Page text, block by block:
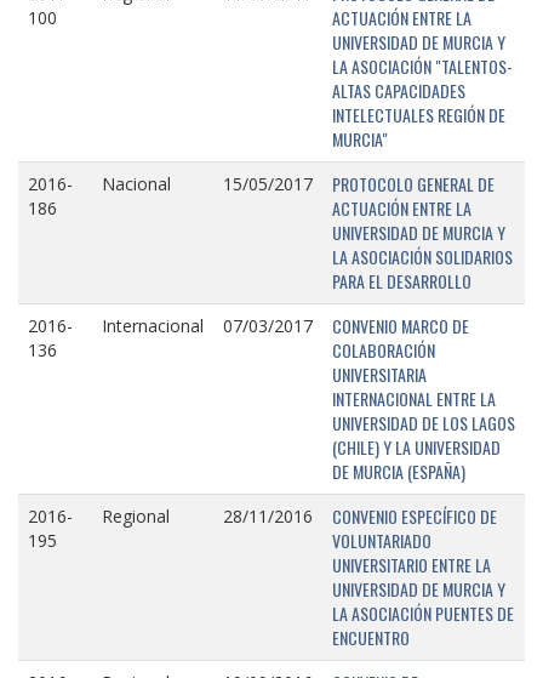
100
ACTUACIÓN ENTRE LA
UNIVERSIDAD DE MURCIA Y
LA ASOCIACIÓN "TALENTOS-
ALTAS CAPACIDADES
INTELECTUALES REGIÓN DE
MURCIA"
2016-
186
Nacional 15/05/2017
PROTOCOLO GENERAL DE
ACTUACIÓN ENTRE LA
UNIVERSIDAD DE MURCIA Y
LA ASOCIACIÓN SOLIDARIOS
PARA EL DESARROLLO
2016-
136
Internacional 07/03/2017
CONVENIO MARCO DE
COLABORACIÓN
UNIVERSITARIA
INTERNACIONAL ENTRE LA
UNIVERSIDAD DE LOS LAGOS
(CHILE) Y LA UNIVERSIDAD
DE MURCIA (ESPAÑA)
2016-
195
Regional 28/11/2016
CONVENIO ESPECÍFICO DE
VOLUNTARIADO
UNIVERSITARIO ENTRE LA
UNIVERSIDAD DE MURCIA Y
LA ASOCIACIÓN PUENTES DE
ENCUENTRO